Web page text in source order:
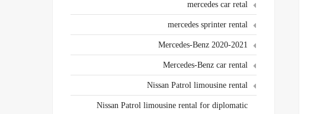
mercedes car retal
mercedes sprinter rental
Mercedes-Benz 2020-2021
Mercedes-Benz car rental
Nissan Patrol limousine rental
Nissan Patrol limousine rental for diplomatic